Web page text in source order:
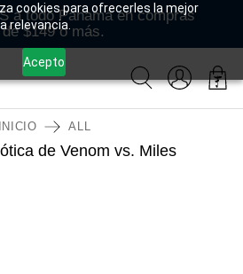
cookies para ofrecerles la mejor
relevancia.
Acepto
a todo Panamá en compras
de $149 o más.
INICIO ALL
de Venom vs. Miles